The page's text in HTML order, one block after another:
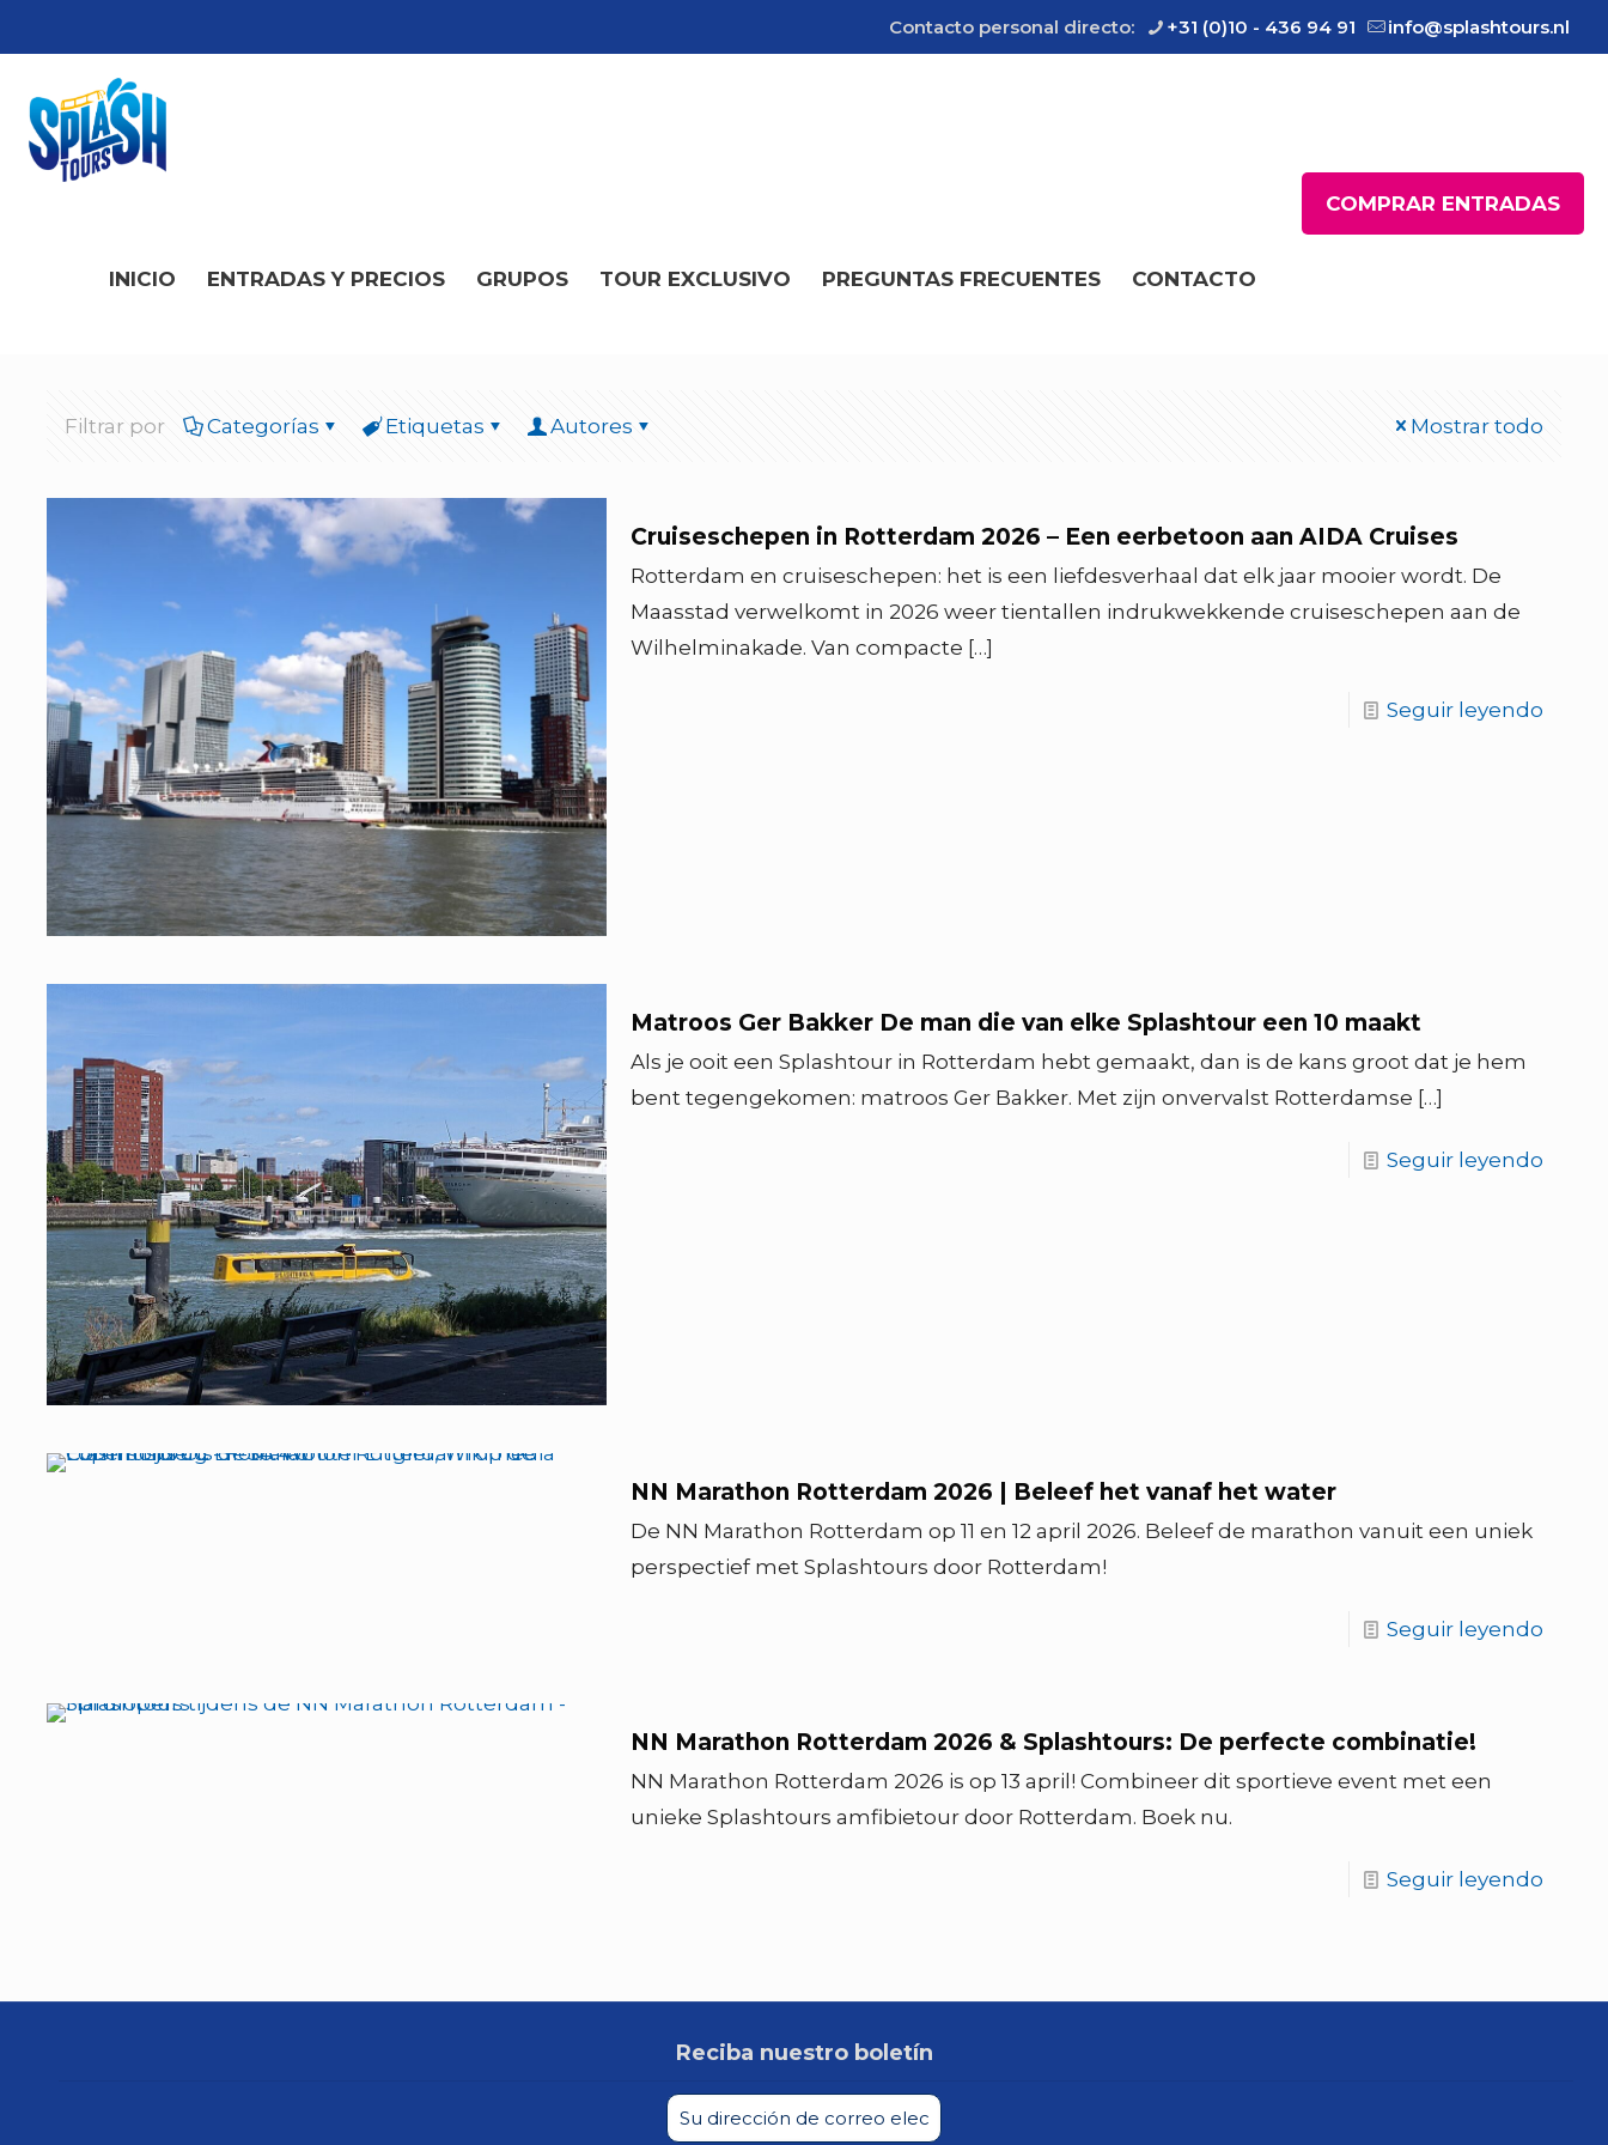
Contacto personal directo: +31 (0)10 - 436 94 91 info@splashtours.nl
INICIO ENTRADAS Y PRECIOS GRUPOS TOUR EXCLUSIVO PREGUNTAS FRECUENTES CONTACTO
COMPRAR ENTRADAS
Filtrar por Categorías Etiquetas Autores Mostrar todo
Cruiseschepen in Rotterdam 2026 – Een eerbetoon aan AIDA Cruises
Rotterdam en cruiseschepen: het is een liefdesverhaal dat elk jaar mooier wordt. De
Maasstad verwelkomt in 2026 weer tientallen indrukwekkende cruiseschepen aan de
Wilhelminakade. Van compacte […]
Seguir leyendo
Matroos Ger Bakker De man die van elke Splashtour een 10 maakt
Als je ooit een Splashtour in Rotterdam hebt gemaakt, dan is de kans groot dat je hem
bent tegengekomen: matroos Ger Bakker. Met zijn onvervalst Rotterdamse […]
Seguir leyendo
NN Marathon Rotterdam 2026 | Beleef het vanaf het water
De NN Marathon Rotterdam op 11 en 12 april 2026. Beleef de marathon vanuit een uniek
perspectief met Splashtours door Rotterdam!
Seguir leyendo
NN Marathon Rotterdam 2026 & Splashtours: De perfecte combinatie!
NN Marathon Rotterdam 2026 is op 13 april! Combineer dit sportieve event met een
unieke Splashtours amfibietour door Rotterdam. Boek nu.
Seguir leyendo
Reciba nuestro boletín